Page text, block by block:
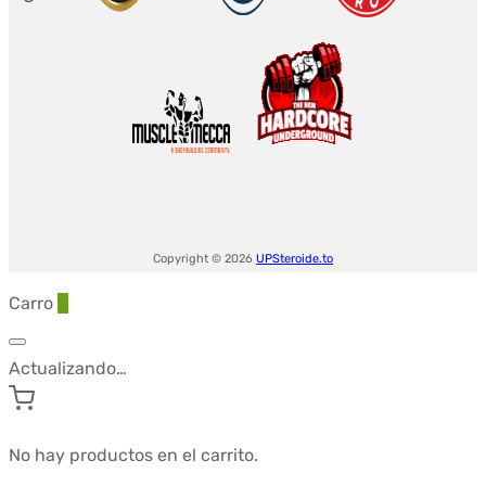
Copyright © 2026 UPSteroide.to
Carro
Actualizando…
No hay productos en el carrito.